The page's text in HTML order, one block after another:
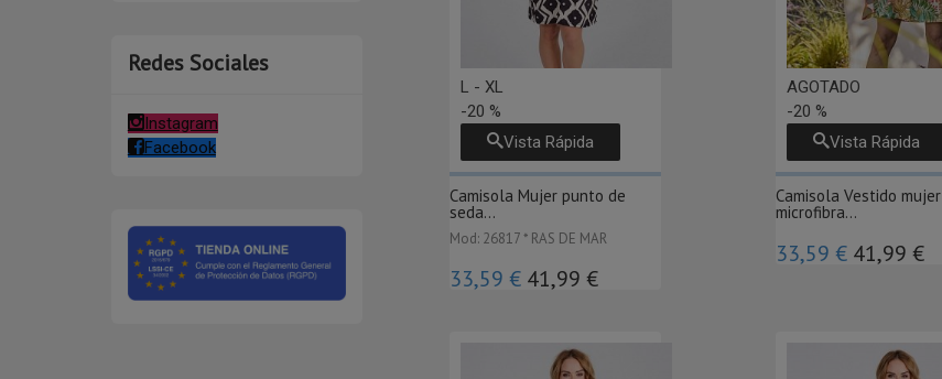
Redes Sociales
Instagram
Facebook
L - XL
-20 %
Vista Rápida
Camisola Mujer punto de
seda...
Mod: 26817 * RAS DE MAR
33,59 € 41,99 €
AGOTADO
-20 %
Vista Rápida
Camisola Vestido mujer
microfibra...
33,59 € 41,99 €